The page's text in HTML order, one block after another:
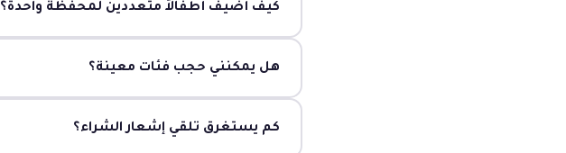
كيف أضيف أطفالاً متعددين لمحفظة واحدة؟
هل يمكنني حجب فئات معينة؟
كم يستغرق تلقي إشعار الشراء؟